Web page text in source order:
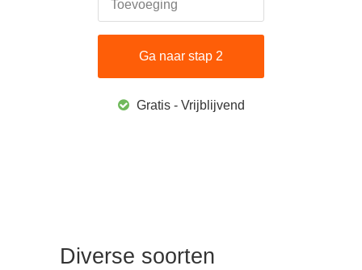
Toevoeging
Gratis - Vrijblijvend
Diverse soorten